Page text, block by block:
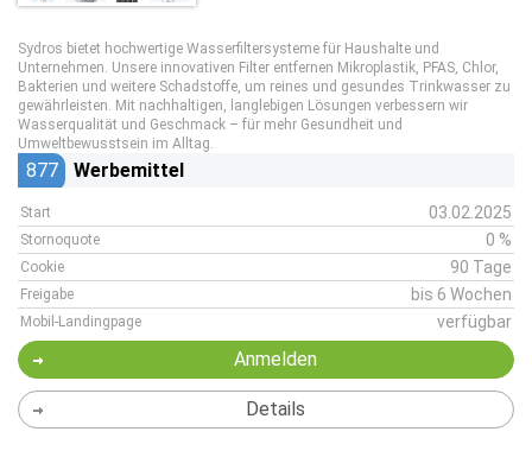
Sydros bietet hochwertige Wasserfiltersysteme für Haushalte und
Unternehmen. Unsere innovativen Filter entfernen Mikroplastik, PFAS, Chlor,
Bakterien und weitere Schadstoffe, um reines und gesundes Trinkwasser zu
gewährleisten. Mit nachhaltigen, langlebigen Lösungen verbessern wir
Wasserqualität und Geschmack – für mehr Gesundheit und
Umweltbewusstsein im Alltag.
877 Werbemittel
Start 03.02.2025
Stornoquote 0 %
Cookie 90 Tage
Freigabe bis 6 Wochen
Mobil-Landingpage verfügbar
Anmelden
Details